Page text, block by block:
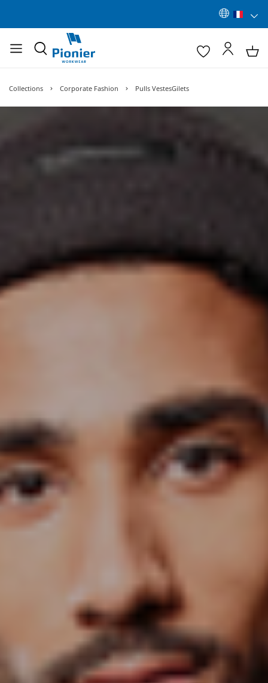
Collections Corporate Fashion Pulls VestesGilets